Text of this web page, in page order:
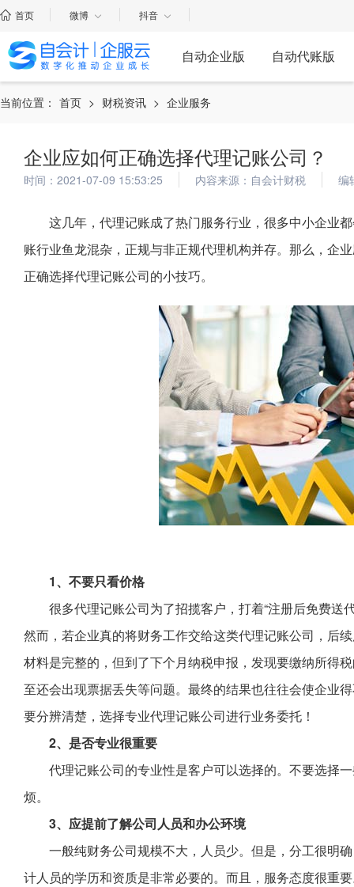
首页 微博 抖音
自动企业版 自动代账版
当前位置： 首页 > 财税资讯 > 企业服务
企业应如何正确选择代理记账公司？
时间：2021-07-09 15:53:25 内容来源：自会计财税 编
这几年，代理记账成了热门服务行业，很多中小企业
账行业鱼龙混杂，正规与非正规代理机构并存。那么，企
正确选择代理记账公司的小技巧。
1、不要只看价格
很多代理记账公司为了招揽客户，打着“注册后免费
然而，若企业真的将财务工作交给这类代理记账公司，后
材料是完整的，但到了下个月纳税申报，发现要缴纳所得
至还会出现票据丢失等问题。最终的结果也往往会使企业
要分辨清楚，选择专业代理记账公司进行业务委托！
2、是否专业很重要
代理记账公司的专业性是客户可以选择的。不要选择
烦。
3、应提前了解公司人员和办公环境
一般纯财务公司规模不大，人员少。但是，分工很明
计人员的学历和资质是非常必要的。而且，服务态度很重